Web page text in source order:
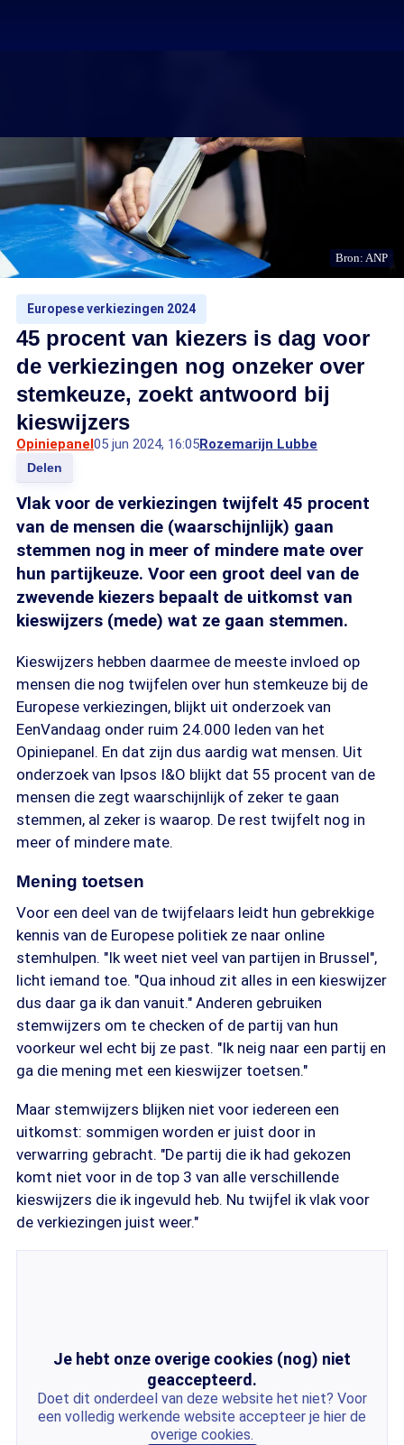
Bron: ANP
Europese verkiezingen 2024
45 procent van kiezers is dag voor
de verkiezingen nog onzeker over
stemkeuze, zoekt antwoord bij
kieswijzers
Opiniepanel05 jun 2024, 16:05Rozemarijn Lubbe
Delen
Vlak voor de verkiezingen twijfelt 45 procent
van de mensen die (waarschijnlijk) gaan
stemmen nog in meer of mindere mate over
hun partijkeuze. Voor een groot deel van de
zwevende kiezers bepaalt de uitkomst van
kieswijzers (mede) wat ze gaan stemmen.
Kieswijzers hebben daarmee de meeste invloed op
mensen die nog twijfelen over hun stemkeuze bij de
Europese verkiezingen, blijkt uit onderzoek van
EenVandaag onder ruim 24.000 leden van het
Opiniepanel. En dat zijn dus aardig wat mensen. Uit
onderzoek van Ipsos I&O blijkt dat 55 procent van de
mensen die zegt waarschijnlijk of zeker te gaan
stemmen, al zeker is waarop. De rest twijfelt nog in
meer of mindere mate.
Mening toetsen
Voor een deel van de twijfelaars leidt hun gebrekkige
kennis van de Europese politiek ze naar online
stemhulpen. "Ik weet niet veel van partijen in Brussel",
licht iemand toe. "Qua inhoud zit alles in een kieswijzer
dus daar ga ik dan vanuit." Anderen gebruiken
stemwijzers om te checken of de partij van hun
voorkeur wel echt bij ze past. "Ik neig naar een partij en
ga die mening met een kieswijzer toetsen."
Maar stemwijzers blijken niet voor iedereen een
uitkomst: sommigen worden er juist door in
verwarring gebracht. "De partij die ik had gekozen
komt niet voor in de top 3 van alle verschillende
kieswijzers die ik ingevuld heb. Nu twijfel ik vlak voor
de verkiezingen juist weer."
Je hebt onze overige cookies (nog) niet
geaccepteerd.
Doet dit onderdeel van deze website het niet? Voor
een volledig werkende website accepteer je hier de
overige cookies.